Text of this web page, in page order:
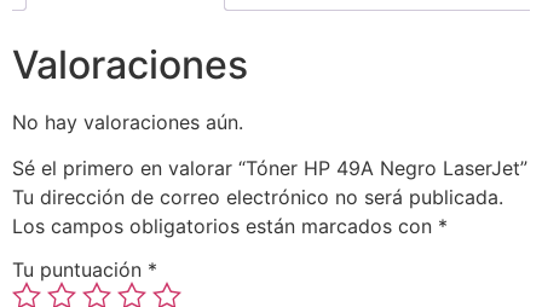
Valoraciones
No hay valoraciones aún.
Sé el primero en valorar “Tóner HP 49A Negro LaserJet”
Tu dirección de correo electrónico no será publicada.
Los campos obligatorios están marcados con *
Tu puntuación *